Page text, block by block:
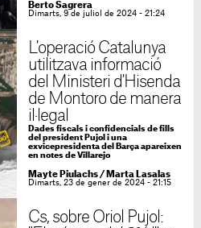
Berto Sagrera
Dimarts, 9 de juliol de 2024 - 21:24
L'operació Catalunya
utilitzava informació
del Ministeri d'Hisenda
de Montoro de manera
il·legal
Dades fiscals i confidencials de fills
del president Pujol i una
exvicepresidenta del Barça apareixen
en notes de Villarejo
Mayte Piulachs/ Marta Lasalas
Dimarts, 23 de gener de 2024 - 21:15
Cs, sobre Oriol Pujol: